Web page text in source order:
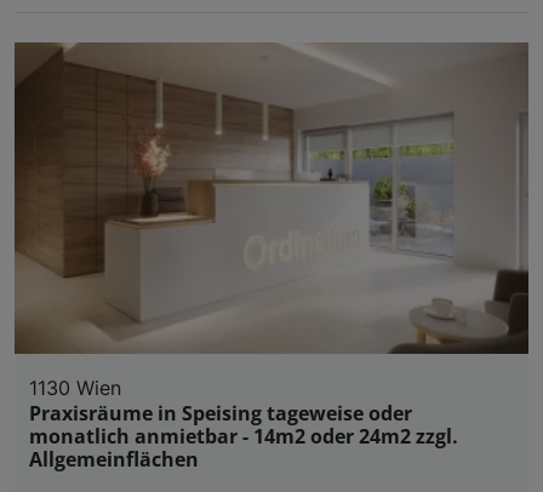
1130 Wien
Praxisräume in Speising tageweise oder
monatlich anmietbar - 14m2 oder 24m2 zzgl.
Allgemeinflächen